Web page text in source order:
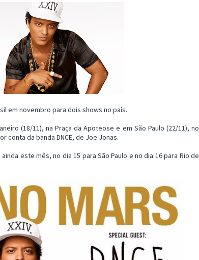
em novembro para dois shows no país.
(18/11), na Praça da Apoteose e em São Paulo (22/11), no
conta da banda DNCE, de Joe Jonas.
este mês, no dia 15 para São Paulo e no dia 16 para Rio de